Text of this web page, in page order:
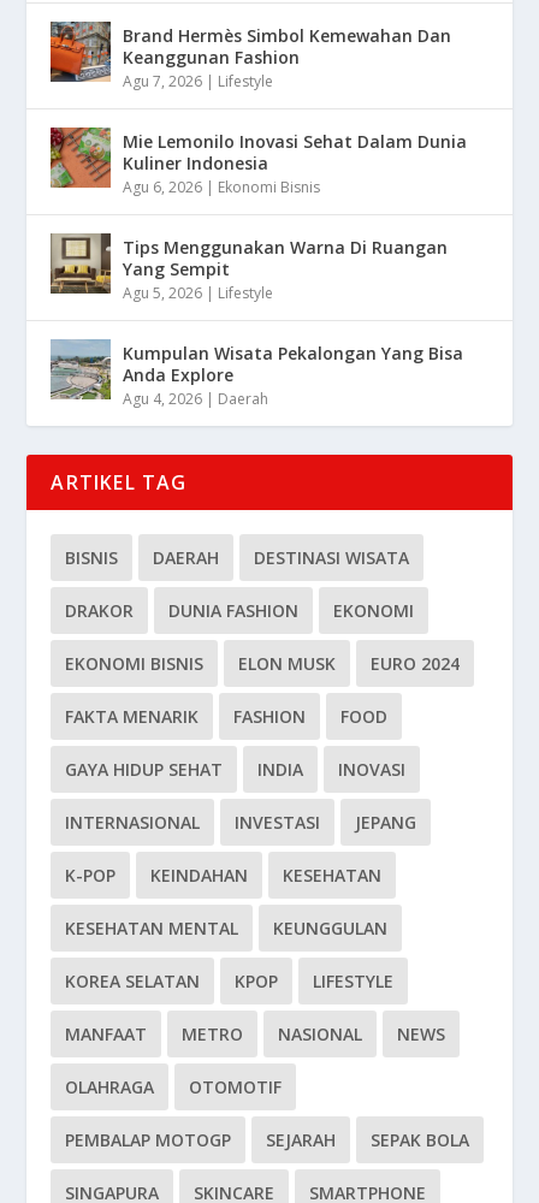
Brand Hermès Simbol Kemewahan Dan
Keanggunan Fashion
Agu 7, 2026 | Lifestyle
Mie Lemonilo Inovasi Sehat Dalam Dunia
Kuliner Indonesia
Agu 6, 2026 | Ekonomi Bisnis
Tips Menggunakan Warna Di Ruangan
Yang Sempit
Agu 5, 2026 | Lifestyle
Kumpulan Wisata Pekalongan Yang Bisa
Anda Explore
Agu 4, 2026 | Daerah
ARTIKEL TAG
BISNIS DAERAH DESTINASI WISATA
DRAKOR DUNIA FASHION EKONOMI
EKONOMI BISNIS ELON MUSK EURO 2024
FAKTA MENARIK FASHION FOOD
GAYA HIDUP SEHAT INDIA INOVASI
INTERNASIONAL INVESTASI JEPANG
K-POP KEINDAHAN KESEHATAN
KESEHATAN MENTAL KEUNGGULAN
KOREA SELATAN KPOP LIFESTYLE
MANFAAT METRO NASIONAL NEWS
OLAHRAGA OTOMOTIF
PEMBALAP MOTOGP SEJARAH SEPAK BOLA
SINGAPURA SKINCARE SMARTPHONE